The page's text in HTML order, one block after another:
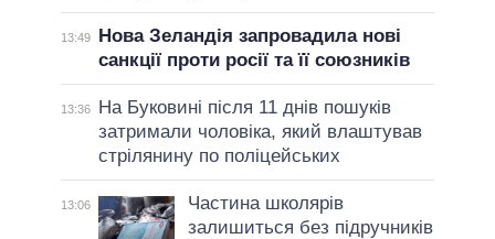
13:49
Нова Зеландія запровадила нові
санкції проти росії та її союзників
13:36
На Буковині після 11 днів пошуків
затримали чоловіка, який влаштував
стрілянину по поліцейських
13:06
Частина школярів
залишиться без підручників